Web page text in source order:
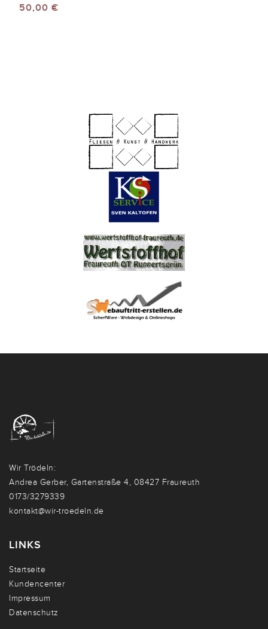
50,00 €
Wir Trödeln:
Andrea Gerber, Gartenstraße 4, 08427 Fraureuth
0173/3279339
kontakt@wir-troedeln.de
LINKS
Startseite
Kundencenter
Impressum
Datenschutz